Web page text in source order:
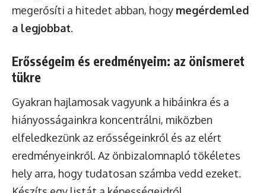
megerősíti a hitedet abban, hogy megérdemled
a legjobbat.
Erősségeim és eredményeim: az önismeret
tükre
Gyakran hajlamosak vagyunk a hibáinkra és a
hiányosságainkra koncentrálni, miközben
elfeledkezünk az erősségeinkről és az elért
eredményeinkről. Az önbizalomnapló tökéletes
hely arra, hogy tudatosan számba vedd ezeket.